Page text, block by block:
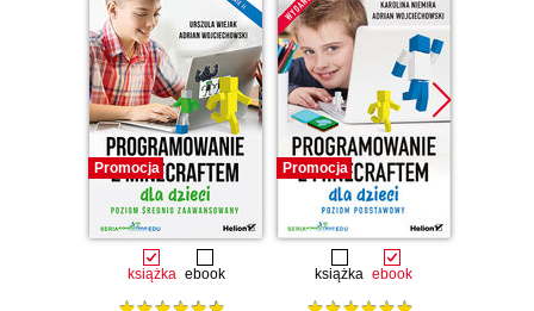
Promocja
książka ebook
Promocja
książka ebook